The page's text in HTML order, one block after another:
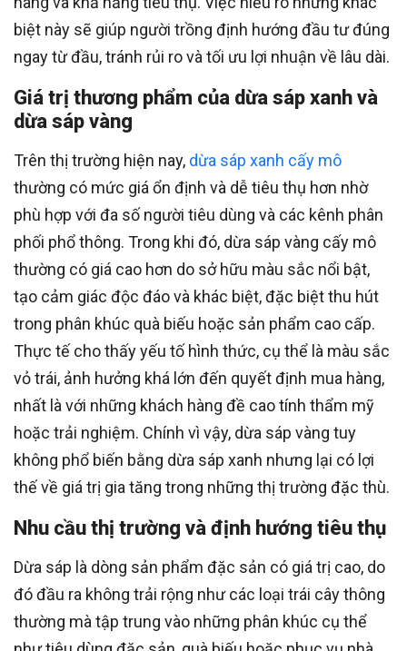
biệt này sẽ giúp người trồng định hướng đầu tư đúng
ngay từ đầu, tránh rủi ro và tối ưu lợi nhuận về lâu dài.
Giá trị thương phẩm của dừa sáp xanh và
dừa sáp vàng
Trên thị trường hiện nay, dừa sáp xanh cấy mô
thường có mức giá ổn định và dễ tiêu thụ hơn nhờ
phù hợp với đa số người tiêu dùng và các kênh phân
phối phổ thông. Trong khi đó, dừa sáp vàng cấy mô
thường có giá cao hơn do sở hữu màu sắc nổi bật,
tạo cảm giác độc đáo và khác biệt, đặc biệt thu hút
trong phân khúc quà biếu hoặc sản phẩm cao cấp.
Thực tế cho thấy yếu tố hình thức, cụ thể là màu sắc
vỏ trái, ảnh hưởng khá lớn đến quyết định mua hàng,
nhất là với những khách hàng đề cao tính thẩm mỹ
hoặc trải nghiệm. Chính vì vậy, dừa sáp vàng tuy
không phổ biến bằng dừa sáp xanh nhưng lại có lợi
thế về giá trị gia tăng trong những thị trường đặc thù.
Nhu cầu thị trường và định hướng tiêu thụ
Dừa sáp là dòng sản phẩm đặc sản có giá trị cao, do
đó đầu ra không trải rộng như các loại trái cây thông
thường mà tập trung vào những phân khúc cụ thể